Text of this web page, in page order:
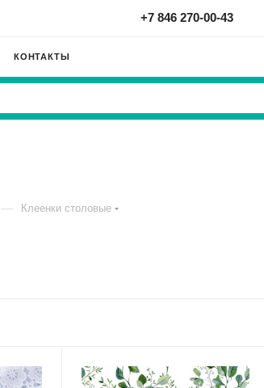
+7 846 270-00-43
КОНТАКТЫ
— Клеенки столовые